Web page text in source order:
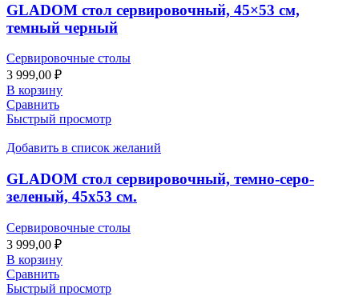
GLADOM стол сервировочный, 45×53 см,
темный черный
Сервировочные столы
3 999,00 ₽
В корзину
Сравнить
Быстрый просмотр
Добавить в список желаний
GLADOM стол сервировочный, темно-серо-
зеленый, 45х53 см.
Сервировочные столы
3 999,00 ₽
В корзину
Сравнить
Быстрый просмотр